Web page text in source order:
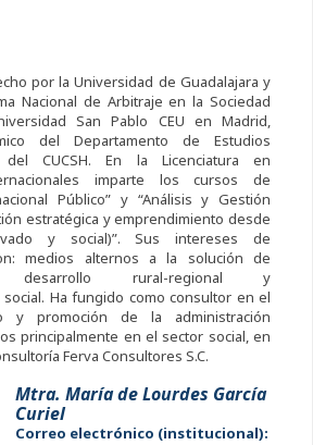
por la Universidad de Guadalajara y
Nacional de Arbitraje en la Sociedad
San Pablo CEU en Madrid,
del Departamento de Estudios
del CUCSH. En la Licenciatura en
imparte los cursos de
Público” y “Análisis y Gestión
estratégica y emprendimiento desde
y social)”. Sus intereses de
medios alternos a la solución de
desarrollo rural-regional y
Ha fungido como consultor en el
y promoción de la administración
principalmente en el sector social, en
Ferva Consultores S.C.
Mtra. María de Lourdes García
Curiel
Correo electrónico (institucional):